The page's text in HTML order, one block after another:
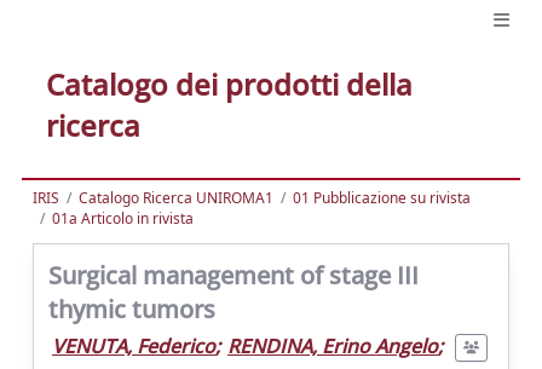
Catalogo dei prodotti della
ricerca
IRIS Catalogo Ricerca UNIROMA1
01 Pubblicazione su rivista
01a Articolo in rivista
Surgical management of stage III
thymic tumors
VENUTA, Federico; RENDINA, Erino Angelo;